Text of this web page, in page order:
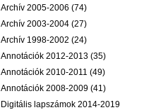
Archív 2005-2006 (74)
Archív 2003-2004 (27)
Archív 1998-2002 (24)
Annotációk 2012-2013 (35)
Annotációk 2010-2011 (49)
Annotációk 2008-2009 (41)
Digitális lapszámok 2014-2019